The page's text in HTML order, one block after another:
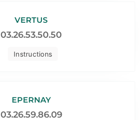
Instructions
VERTUS
03.26.53.50.50
EPERNAY
03.26.59.86.09